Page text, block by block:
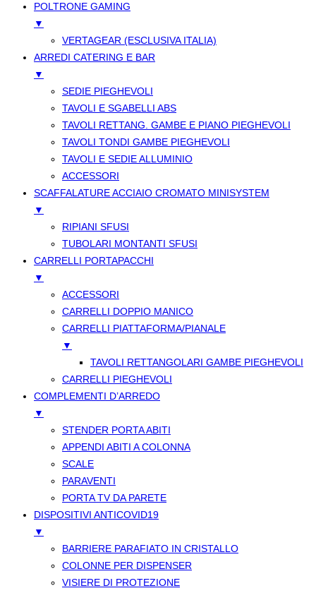
POLTRONE GAMING
▼
VERTAGEAR (ESCLUSIVA ITALIA)
ARREDI CATERING E BAR
▼
SEDIE PIEGHEVOLI
TAVOLI E SGABELLI ABS
TAVOLI RETTANG. GAMBE E PIANO PIEGHEVOLI
TAVOLI TONDI GAMBE PIEGHEVOLI
TAVOLI E SEDIE ALLUMINIO
ACCESSORI
SCAFFALATURE ACCIAIO CROMATO MINISYSTEM
▼
RIPIANI SFUSI
TUBOLARI MONTANTI SFUSI
CARRELLI PORTAPACCHI
▼
ACCESSORI
CARRELLI DOPPIO MANICO
CARRELLI PIATTAFORMA/PIANALE
▼
TAVOLI RETTANGOLARI GAMBE PIEGHEVOLI
CARRELLI PIEGHEVOLI
COMPLEMENTI D’ARREDO
▼
STENDER PORTA ABITI
APPENDI ABITI A COLONNA
SCALE
PARAVENTI
PORTA TV DA PARETE
DISPOSITIVI ANTICOVID19
▼
BARRIERE PARAFIATO IN CRISTALLO
COLONNE PER DISPENSER
VISIERE DI PROTEZIONE